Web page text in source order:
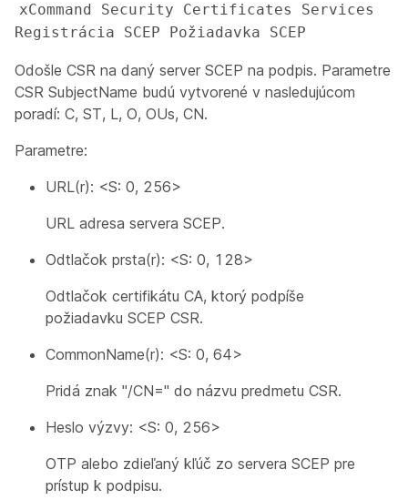
xCommand Security Certificates Services
Registrácia SCEP Požiadavka SCEP
Odošle CSR na daný server SCEP na podpis. Parametre
CSR SubjectName budú vytvorené v nasledujúcom
poradí: C, ST, L, O, OUs, CN.
Parametre:
URL(r): <S: 0, 256>
URL adresa servera SCEP.
Odtlačok prsta(r): <S: 0, 128>
Odtlačok certifikátu CA, ktorý podpíše
požiadavku SCEP CSR.
CommonName(r): <S: 0, 64>
Pridá znak "/CN=" do názvu predmetu CSR.
Heslo výzvy: <S: 0, 256>
OTP alebo zdieľaný kľúč zo servera SCEP pre
prístup k podpisu.